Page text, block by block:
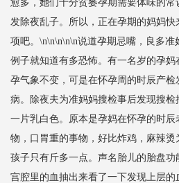
愈多，她们十分贫窭孕期需要体味的
发除夜乱子。所以，正在孕期的妈妈
项吧。\n\n\n\n\n说道孕期忌嘴，良多
例子就知道有多恐怖。有一名岁的孕
孕气象不变，可是在怀孕周的时辰产
病。除夜夫为准妈妈搜检事后发现搜
一片乳白色。原本是孕妈在怀孕的时
物，口胃重的事物，好比炸鸡，麻辣烫
孩子只有斤多一点。声名胎儿的胎盘
宫腔里的血抽出来看了一下发现上层